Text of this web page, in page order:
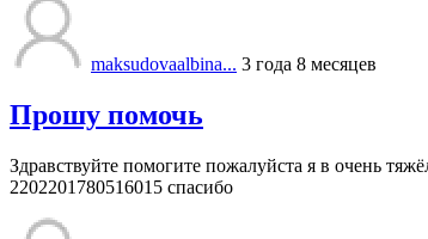
maksudovaalbina... 3 года 8 месяцев
Прошу помочь
Здравствуйте помогите пожалуйста я в очень
2202201780516015 спасибо